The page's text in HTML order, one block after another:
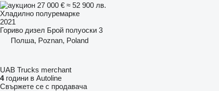
27 000 € ≈ 52 900 лв.
Хладилно полуремарке
2021
Гориво дизел Брой полуоски 3
Полша, Poznan, Poland
UAB Trucks merchant
4години в Autoline
Свържете се с продавача